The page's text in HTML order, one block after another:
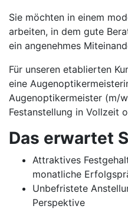
Sie möchten in einem
arbeiten, in dem gute
ein angenehmes
Für unseren etablierten
eine
Augenoptikermeister (m/
Festanstellung in Vollzeit
Das erwartet
Attraktives
monatliche
Unbefristete
Perspektive